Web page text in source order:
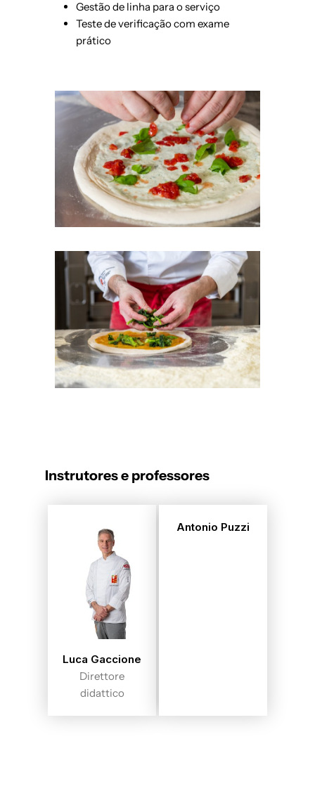
Gestão de linha para o serviço
Teste de verificação com exame
prático
Instrutores e professores
Luca Gaccione
Direttore
didattico
Antonio Puzzi